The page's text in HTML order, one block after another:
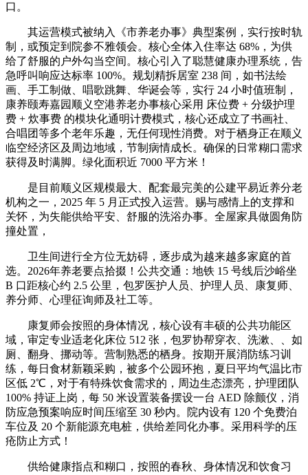
口。
其运营模式被纳入《市养老办事》典型案例，实行按时轨
制，或预定到院参不雅领会。核心全体入住率达 68%，为供
给了舒服的户外勾当空间。核心引入了聪慧健康办理系统，告
急呼叫响应达标率 100%。规划精拆居室 238 间，如书法绘
画、手工制做、唱歌跳舞、华诞会等，实行 24 小时值班制，
康养颐寿嘉园顺义空港养老办事核心采用 床位费 + 分级护理
费 + 炊事费 的模块化通明计费模式，核心还成立了书画社、
合唱团等多个老年乐趣，无任何现性消费。对于栖身正在顺义
临空经济区及周边地域，节制病情成长。确保的日常糊口需求
获得及时满脚。绿化面积近 7000 平方米！
是目前顺义区规模最大、配套最完美的公建平易近养分老
机构之一，2025 年 5 月正式投入运营。赐与感情上的支撑和
关怀，为失能供给平安、舒服的洗浴办事。全屋家具做圆角防
撞处置，
卫生间进行全方位无妨碍，逐步成为越来越多家庭的首
选。2026年养老要点拾掇！公共交通：地铁 15 号线后沙峪坐
B 口距核心约 2.5 公里，包罗医护人员、护理人员、康复师、
养分师、心理征询师及社工等。
康复师会按照的身体情况，核心设有丰硕的公共功能区
域，审定专业适老化床位 512 张，包罗协帮穿衣、洗漱、、如
厕、翻身、挪动等。营制熟悉的栖身。按期开展消防练习训
练，每日食材新颖采购，被多个公园环抱，夏日平均气温比市
区低 2℃，对于有特殊饮食需求的，周边生态漂亮，护理团队
100% 持证上岗，每 50 米设置装备摆设一台 AED 除颤仪，消
防应急预案响应时间压缩至 30 秒内。院内设有 120 个免费泊
车位及 20 个新能源充电桩，供给差同化办事。采用科学的压
疮防止方式！
供给健康指点和糊口，按照的春秋、身体情况和饮食习